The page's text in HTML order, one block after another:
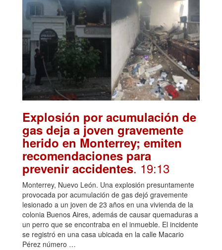
Explosión por acumulación de
gas deja a joven gravemente
herido en Monterrey; emiten
recomendaciones para
prevenir accidentes. 19:13
Monterrey, Nuevo León. Una explosión presuntamente
provocada por acumulación de gas dejó gravemente
lesionado a un joven de 23 años en una vivienda de la
colonia Buenos Aires, además de causar quemaduras a
un perro que se encontraba en el inmueble. El incidente
se registró en una casa ubicada en la calle Macario
Pérez número …